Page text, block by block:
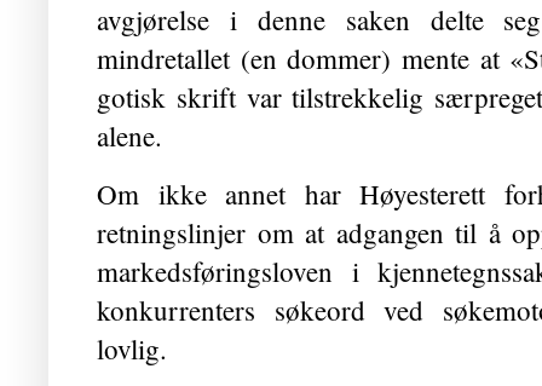
avgjørelse i denne saken delte
mindretallet (en dommer) mente at
gotisk skrift var tilstrekkelig
alene.
Om ikke annet har Høyesterett
retningslinjer om at adgangen til å
markedsføringsloven i
konkurrenters søkeord ved
lovlig.